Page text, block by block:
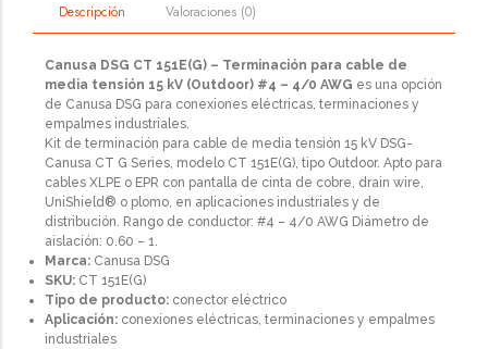
Descripción Valoraciones (0)
Canusa DSG CT 151E(G) – Terminación para cable de
media tensión 15 kV (Outdoor) #4 – 4/0 AWG es una opción
de Canusa DSG para conexiones eléctricas, terminaciones y
empalmes industriales.
Kit de terminación para cable de media tensión 15 kV DSG-
Canusa CT G Series, modelo CT 151E(G), tipo Outdoor. Apto para
cables XLPE o EPR con pantalla de cinta de cobre, drain wire,
UniShield® o plomo, en aplicaciones industriales y de
distribución. Rango de conductor: #4 – 4/0 AWG Diámetro de
aislación: 0.60 – 1.
Marca: Canusa DSG
SKU: CT 151E(G)
Tipo de producto: conector eléctrico
Aplicación: conexiones eléctricas, terminaciones y empalmes
industriales